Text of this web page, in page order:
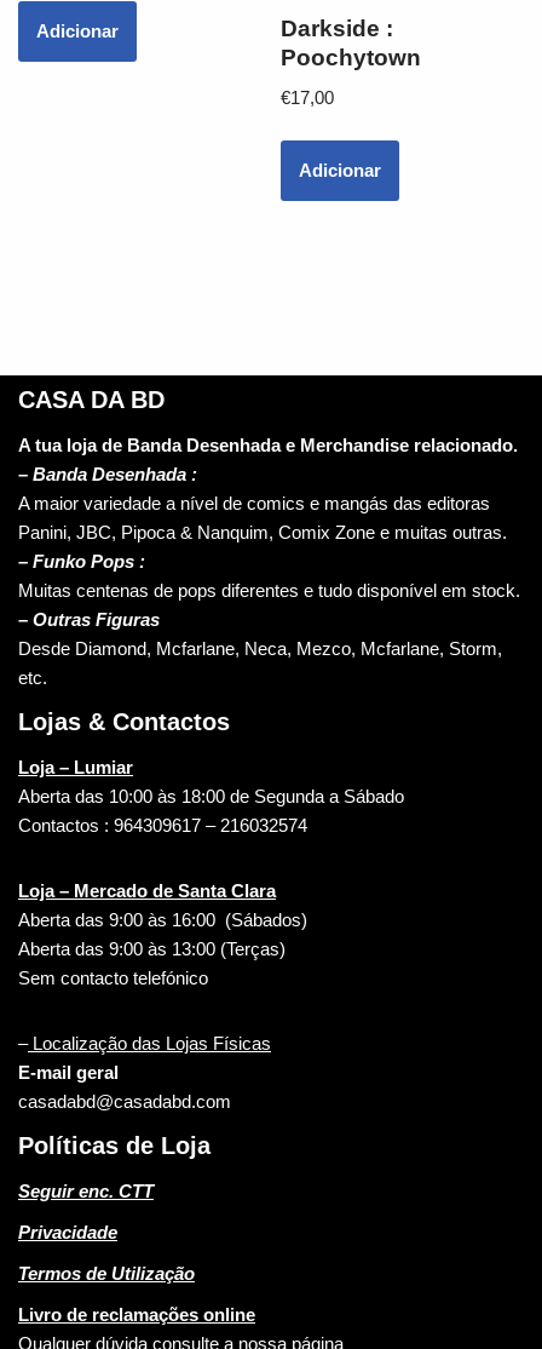
Adicionar
Darkside :
Poochytown
€17,00
Adicionar
CASA DA BD
A tua loja de Banda Desenhada e Merchandise relacionado.
– Banda Desenhada :
A maior variedade a nível de comics e mangás das editoras
Panini, JBC, Pipoca & Nanquim, Comix Zone e muitas outras.
– Funko Pops :
Muitas centenas de pops diferentes e tudo disponível em stock.
– Outras Figuras
Desde Diamond, Mcfarlane, Neca, Mezco, Mcfarlane, Storm,
etc.
Lojas & Contactos
Loja – Lumiar
Aberta das 10:00 às 18:00 de Segunda a Sábado
Contactos : 964309617 – 216032574
Loja – Mercado de Santa Clara
Aberta das 9:00 às 16:00 (Sábados)
Aberta das 9:00 às 13:00 (Terças)
Sem contacto telefónico
–Localização das Lojas Físicas
E-mail geral
casadabd@casadabd.com
Políticas de Loja
Seguir enc. CTT
Privacidade
Termos de Utilização
Livro de reclamações online
Qualquer dúvida consulte a nossa página